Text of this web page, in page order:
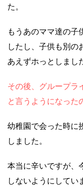
た。
もうあのママ達の子
したし、子供も別の
あえずホっとしまし
その後、グループラ
と言うようになった
幼稚園で会った時に
しました。
本当に辛いですが、
しないようにしてい